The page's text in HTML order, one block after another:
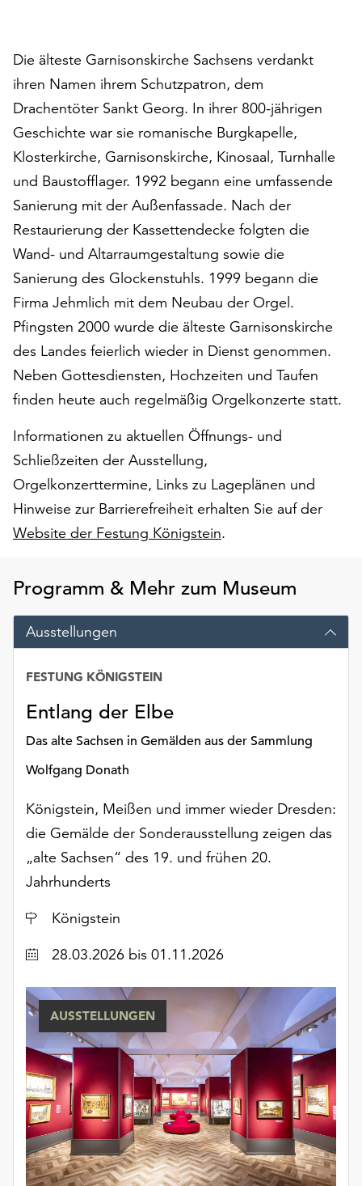
akzeptieren“,
alle
Cookies
zu
akzeptieren.
Sie
können
Ihr
Einverständnis
jederzeit
ändern
und
widerrufen.
steht
Ihnen
am
Ende
der
Seite
die
Schaltfläche
„Cookie-
Einstellungen“
zur
Verfügung.
werden
auch
ohne
Ihr
Einverständnis
weiterhin
ausgeführt.
Möchten
die
Cookies
anpassen,
erreichen
Sie
die
über
Schaltfläche
Weitere
finden
Sie
unserer
Datenschutzerklärung
oder
dem
Impressum
Die älteste Garnisonskirche Sachsens verdankt
ihren Namen ihrem Schutzpatron, dem
Drachentöter Sankt Georg. In ihrer 800-jährigen
Geschichte war sie romanische Burgkapelle,
Klosterkirche, Garnisonskirche, Kinosaal, Turnhalle
und Baustofflager. 1992 begann eine umfassende
Sanierung mit der Außenfassade. Nach der
Restaurierung der Kassettendecke folgten die
Wand- und Altarraumgestaltung sowie die
Sanierung des Glockenstuhls. 1999 begann die
Firma Jehmlich mit dem Neubau der Orgel.
Pfingsten 2000 wurde die älteste Garnisonskirche
des Landes feierlich wieder in Dienst genommen.
Neben Gottesdiensten, Hochzeiten und Taufen
finden heute auch regelmäßig Orgelkonzerte statt.
Informationen zu aktuellen Öffnungs- und
Schließzeiten der Ausstellung,
Orgelkonzerttermine, Links zu Lageplänen und
Hinweise zur Barrierefreiheit erhalten Sie auf der
Website der Festung Königstein.
Programm & Mehr zum Museum
Ausstellungen
Entlang der Elbe
Das alte Sachsen in Gemälden aus der Sammlung
Wolfgang Donath
FESTUNG KÖNIGSTEIN
Königstein, Meißen und immer wieder Dresden:
die Gemälde der Sonderausstellung zeigen das
„alte Sachsen“ des 19. und frühen 20.
Jahrhunderts
Ort
Königstein
Datum28.03.2026 bis 01.11.2026
AUSSTELLUNGEN